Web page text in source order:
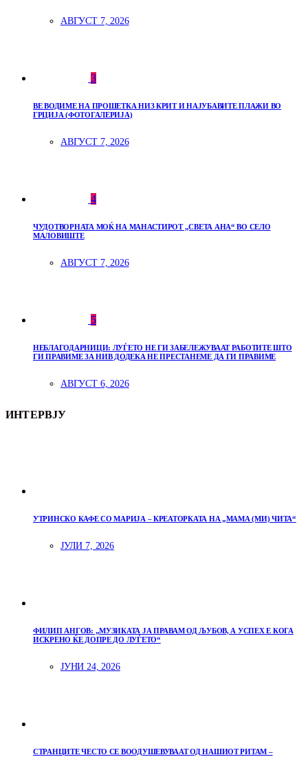
АВГУСТ 7, 2026
3
ВЕ ВОДИМЕ НА ПРОШЕТКА НИЗ КРИТ И НАЈУБАВИТЕ ПЛАЖИ ВО
ГРЦИЈА (ФОТОГАЛЕРИЈА)
АВГУСТ 7, 2026
4
ЧУДОТВОРНАТА МОЌ НА МАНАСТИРОТ „СВЕТА АНА“ ВО СЕЛО
МАЛОВИШТЕ
АВГУСТ 7, 2026
5
НЕБЛАГОДАРНИЦИ: ЛУЃЕТО НЕ ГИ ЗАБЕЛЕЖУВААТ РАБОТИТЕ ШТО
ГИ ПРАВИМЕ ЗА НИВ ДОДЕКА НЕ ПРЕСТАНЕМЕ ДА ГИ ПРАВИМЕ
АВГУСТ 6, 2026
ИНТЕРВЈУ
УТРИНСКО КАФЕ СО МАРИЈА – КРЕАТОРКАТА НА „МАМА (МИ) ЧИТА“
ЈУЛИ 7, 2026
ФИЛИП АНГОВ: „МУЗИКАТА ЈА ПРАВАМ ОД ЉУБОВ, А УСПЕХ Е КОГА
ИСКРЕНО ЌЕ ДОПРЕ ДО ЛУЃЕТО“
ЈУНИ 24, 2026
СТРАНЦИТЕ ЧЕСТО СЕ ВООДУШЕВУВААТ ОД НАШИОТ РИТАМ –